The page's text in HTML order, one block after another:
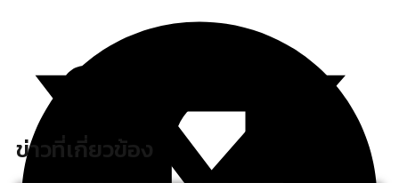
ข่าวที่เกี่ยวข้อง